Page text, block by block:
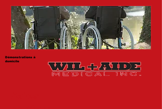
Démonstrations à
domicile